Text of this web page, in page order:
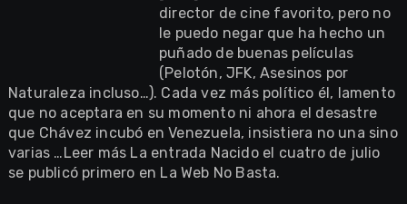
director de cine favorito, pero no
le puedo negar que ha hecho un
puñado de buenas películas
(Pelotón, JFK, Asesinos por
Naturaleza incluso…). Cada vez más político él, lamento
que no aceptara en su momento ni ahora el desastre
que Chávez incubó en Venezuela, insistiera no una sino
varias …Leer más La entrada Nacido el cuatro de julio
se publicó primero en La Web No Basta.